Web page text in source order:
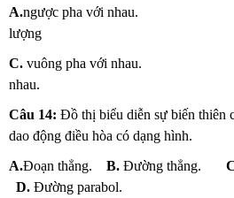
A.ngược pha với
lượng
C. vuông pha với
nhau.
Câu 14: Đồ thị biểu diễn sự biến thiên
dao động điều hòa có dạng hình.
A.Đoạn thẳng. B. Đường thẳng.
D. Đường parabol.